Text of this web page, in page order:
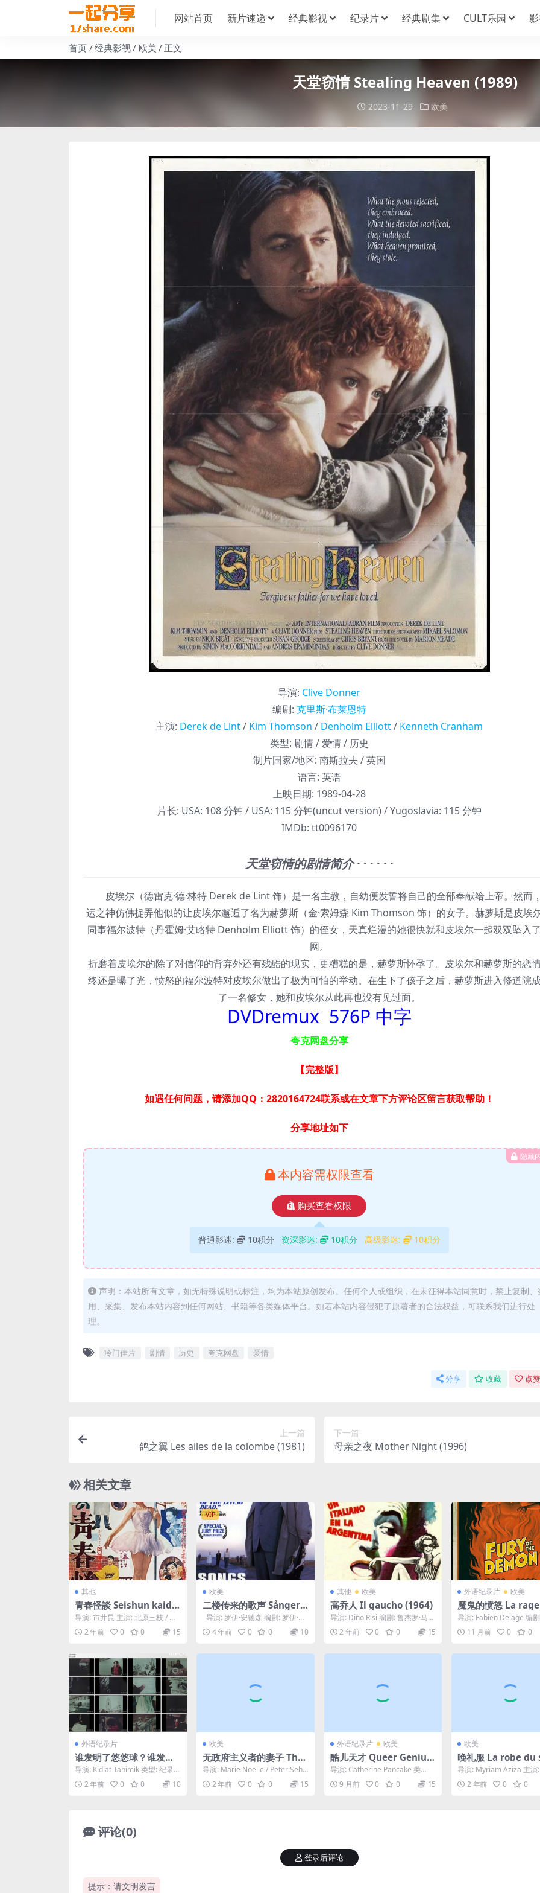
网站首页 新片速递 经典影视 纪录片 经典剧集 CULT乐园
首页 经典影视 欧美 正文
天堂窃情 Stealing Heaven (1989)
2023-11-29 欧美
导演: Clive Donner
编剧: 克里斯·布莱恩特
主演: Derek de Lint/ Kim Thomson / Denholm Elliott/ Kenneth Cranham
类型: 剧情 / 爱情 / 历史
制片国家/地区: 南斯拉夫 / 英国
语言: 英语
上映日期: 1989-04-28
片长: USA: 108 分钟 / USA: 115 分钟(uncut version) / Yugoslavia: 115 分钟
IMDb: tt0096170
天堂窃情的剧情简介· · · · · ·
皮埃尔（德雷克·德·林特 Derek de Lint 饰）是一名主教，自幼便发誓将自己的全部奉献给上帝。然而
运之神仿佛捉弄他似的让皮埃尔邂逅了名为赫萝斯（金·索姆森 Kim Thomson 饰）的女子。赫萝斯是皮埃
同事福尔波特（丹霍姆·艾略特 Denholm Elliott 饰）的侄女，天真烂漫的她很快就和皮埃尔一起双双坠入
网。
折磨着皮埃尔的除了对信仰的背弃外还有残酷的现实，更糟糕的是，赫萝斯怀孕了。皮埃尔和赫萝斯的恋
终还是曝了光，愤怒的福尔波特对皮埃尔做出了极为可怕的举动。在生下了孩子之后，赫萝斯进入修道院
了一名修女，她和皮埃尔从此再也没有见过面。
DVDremux 576P 中字
夸克网盘分享
【完整版】
如遇任何问题，请添加QQ：2820164724联系或在文章下方评论区留言获取帮助！
分享地址如下
隐藏
本内容需权限查看
购买查看权限
普通影迷: 10积分 资深影迷: 10积分 高级影迷: 10积分
声明：本站所有文章，如无特殊说明或标注，均为本站原创发布。任何个人或组织，在未征得本站同意时，禁止复制、
用、采集、发布本站内容到任何网站、书籍等各类媒体平台。如若本站内容侵犯了原著者的合法权益，可联系我们进行处
理。
冷门佳片 剧情 历史 夸克网盘 爱情
分享 收藏 点
上一篇
鸽之翼 Les ailes de la colombe (1981)
下一篇
母亲之夜 Mother Night (1996)
相关文章
其他
青春怪談 Seishun kaida
n (1955)
导演: 市井昆 主演: 北原三枝 / 山
村聪 制片国家/地区: 日本 语
言: 日...
2 年前 0 0 15
VIP
欧美
二楼传来的歌声 Sånger f
rån andra våningen (2
000)
导演: 罗伊·安德森 编剧: 罗伊·安
德森 主演: Lars No...
4 年前 0 0 10
其他 欧美
高乔人 Il gaucho (1964)
导演: Dino Risi 编剧: 鲁杰罗·马卡
里 / 埃托尔·斯科拉 主演: ...
2 年前 0 0 15
外语纪录片 欧美
魔鬼的愤怒 La
émon (2017)
导演: Fabien Delage 编
n Delage 主演: ...
11 月前 0 0
外语纪录片
谁发明了悠悠球？谁发明
了登月车？ Sinong lumi
kha ng yoyo? Sinong lu
mikha ng moon bugg
导演: Kidlat Tahimik 类型: 纪录
片 制片国家/地区: Phil...
2 年前 0 0 10
欧美
无政府主义者的妻子 The
Anarchist’s Wife (2009)
导演: Marie Noelle / Peter Sehr
编剧: Marie ...
2 年前 0 0 15
外语纪录片 欧美
酷儿天才 Queer Genius
(2019)
导演: Catherine Pancake 类
型: 纪录片 制片国家/地区: 美...
9 月前 0 0 15
欧美
晚礼服 La robe du
(2010)
导演: Myriam Aziza 主演
Gaïa Kraghede ...
2 年前 0 0
评论(0)
提示：请文明发言
登录后评论